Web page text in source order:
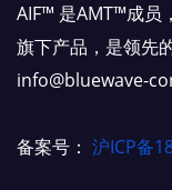
AIF™ 是AMT™成员
旗下产品，是领先
info@bluewave-
备案号： 沪ICP备